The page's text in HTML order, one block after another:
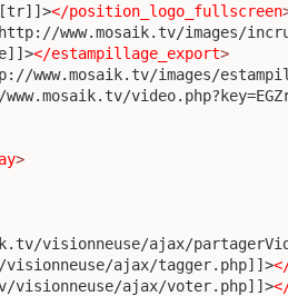
</position_logo_fullscreen
www.mosaik.tv/images/
</estampillage_export>
www.mosaik.tv/images/
>
visionneuse/ajax/
visionneuse/ajax/tagger.php]]>
visionneuse/ajax/voter.php]]>